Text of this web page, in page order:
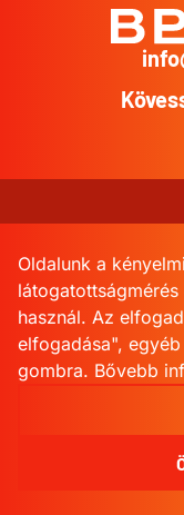
Oldalunk a
használ. Az
elfogadása",
gombra. Bővebb